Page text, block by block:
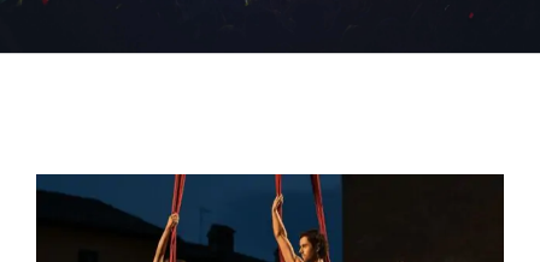
Ingrandisci
immagine